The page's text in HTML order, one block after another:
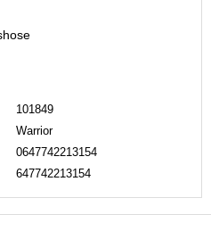
101849
Warrior
0647742213154
647742213154